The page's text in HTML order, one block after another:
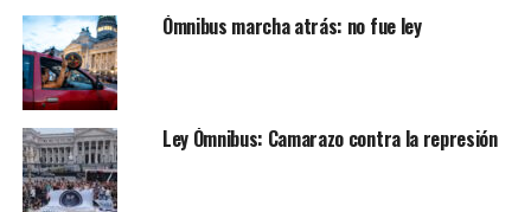
Ómnibus marcha atrás: no fue ley
Ley Ómnibus: Camarazo contra la represión